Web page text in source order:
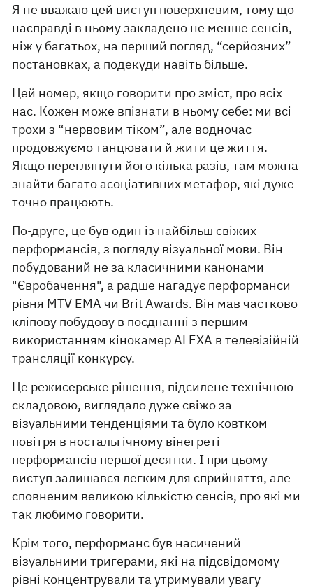
Я не вважаю цей виступ поверхневим, тому що
насправді в ньому закладено не менше сенсів,
ніж у багатьох, на перший погляд, “серйозних”
постановках, а подекуди навіть більше.
Цей номер, якщо говорити про зміст, про всіх
нас. Кожен може впізнати в ньому себе: ми всі
трохи з “нервовим тіком”, але водночас
продовжуємо танцювати й жити це життя.
Якщо переглянути його кілька разів, там можна
знайти багато асоціативних метафор, які дуже
точно працюють.
По-друге, це був один із найбільш свіжих
перформансів, з погляду візуальної мови. Він
побудований не за класичними канонами
"Євробачення", а радше нагадує перформанси
рівня MTV EMA чи Brit Awards. Він мав частково
кліпову побудову в поєднанні з першим
використанням кінокамер ALEXA в телевізійній
трансляції конкурсу.
Це режисерське рішення, підсилене технічною
складовою, виглядало дуже свіжо за
візуальними тенденціями та було ковтком
повітря в ностальгічному вінегреті
перформансів першої десятки. І при цьому
виступ залишався легким для сприйняття, але
сповненим великою кількістю сенсів, про які ми
так любимо говорити.
Крім того, перформанс був насичений
візуальними тригерами, які на підсвідомому
рівні концентрували та утримували увагу